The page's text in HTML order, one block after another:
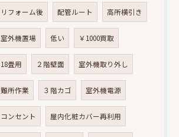
リフォーム後 配管ルート 高所横引き
室外機置場 低い ￥1000買取
18畳用 ２階壁面 室外機取り外し
難所作業 ３階カゴ 室外機電源
コンセント 屋内化粧カバー再利用